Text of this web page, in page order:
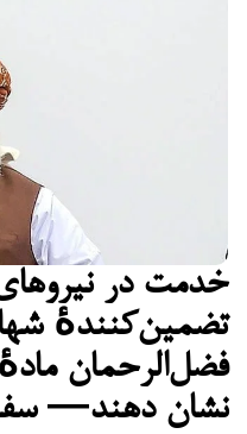
خدمت در
تضمین‌کنندهٔ
فضل‌الرحمان
نشان دهند—